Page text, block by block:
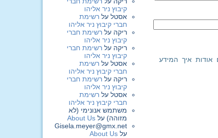
אודות איך המידע
קיבוץ ניר אליהו
אסטל על רשימת
חברי קיבוץ ניר אליהו
ריקה על רשימת חברי
קיבוץ ניר אליהו
ריקה על רשימת חברי
קיבוץ ניר אליהו
אסטל על רשימת
חברי קיבוץ ניר אליהו
ריקה על רשימת חברי
קיבוץ ניר אליהו
אסטל על רשימת
חברי קיבוץ ניר אליהו
משתמש אנונימי (לא
מזוהה) על About Us
Gisela.meyer@gmx.net
על About Us